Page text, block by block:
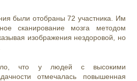
были отобраны 72 участника. Им
сканирование мозга методом
изображения нездоровой, но
что у людей с высокими
отмечалась повышенная